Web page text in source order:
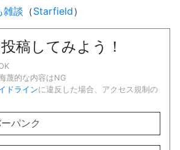
雑談 （Starfield）
稿してみよう！
蔑的な内容はNG
ドラインに違反した場合、アクセス規制の